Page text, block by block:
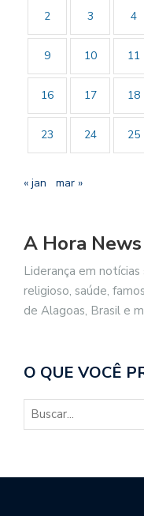
2 3 4
9 10 11
16 17 18
23 24 25
« jan mar »
A Hora News
Liderança em
religioso, saúde,
de Alagoas, Brasil e
O QUE VOCÊ